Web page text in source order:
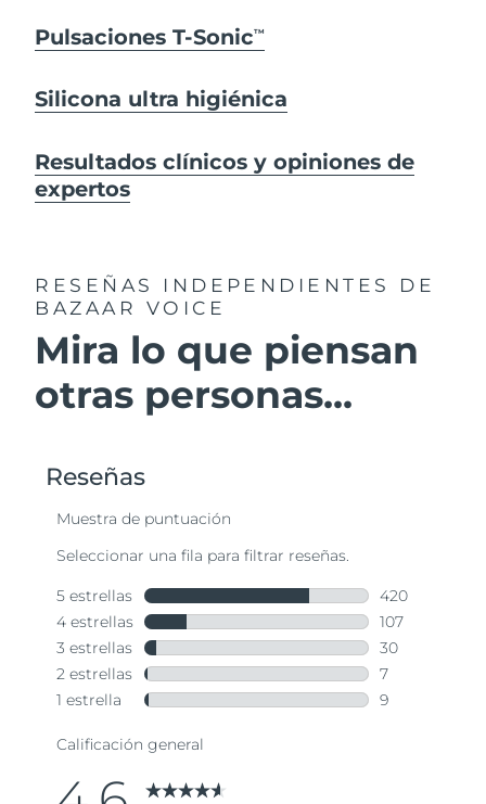
Pulsaciones T-SonicTM
Silicona ultra higiénica
Resultados clínicos y opiniones de
expertos
RESEÑAS INDEPENDIENTES
DE
BAZAAR VOICE
Mira lo que piensan
otras personas...